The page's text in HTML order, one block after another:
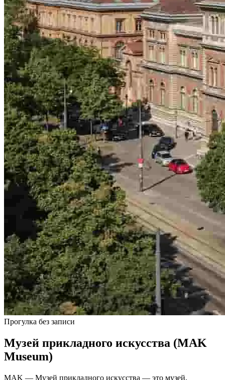
Прогулка без записи
Музей прикладного искусства (MAK
Museum)
MAK — Музей прикладного искусства — это музей,